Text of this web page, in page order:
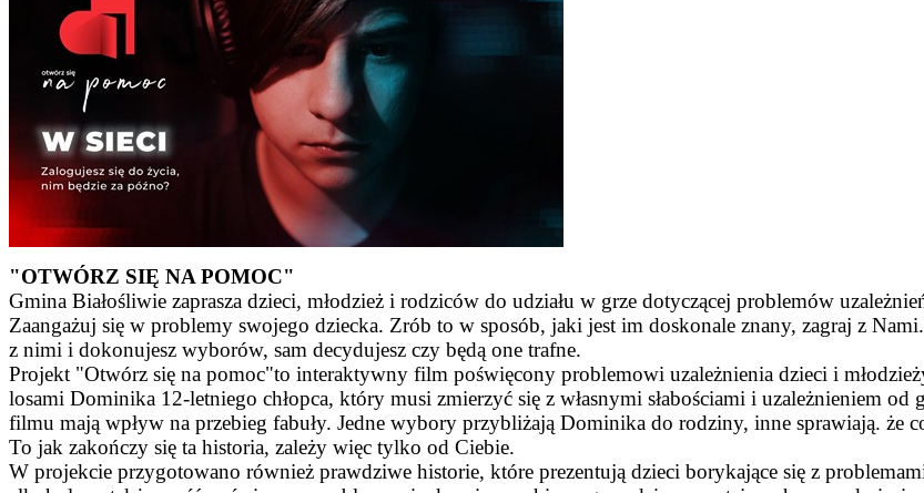
"OTWÓRZ SIĘ NA POMOC"
Gmina Białośliwie zaprasza dzieci, młodzież i rodziców do udziału w grze dotyczącej problemów
Zaangażuj się w problemy swojego dziecka. Zrób to w sposób, jaki jest im doskonale znany, zagraj z
z nimi i dokonujesz wyborów, sam decydujesz czy będą one trafne.
Projekt "Otwórz się na pomoc"to interaktywny film poświęcony problemowi uzależnienia dzieci i
losami Dominika 12-letniego chłopca, który musi zmierzyć się z własnymi słabościami i uzależnieniem
filmu mają wpływ na przebieg fabuły. Jedne wybory przybliżają Dominika do rodziny, inne sprawiają. że
To jak zakończy się ta historia, zależy więc tylko od Ciebie.
W projekcie przygotowano również prawdziwe historie, które prezentują dzieci borykające się z